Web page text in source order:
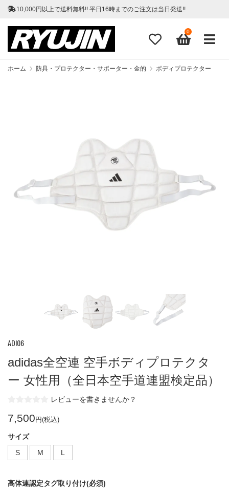
10,000円以上で送料無料!! 平日16時までのご注文は当日発送!!
0
ホーム 防具・プロテクター・サポーター・金的 ボディプロテクター
ADI06
adidas全空連 空手ボディプロテクタ
ー 女性用（全日本空手道連盟検定品）
レビューを書きませんか？
7,500 円(税込)
サイズ
S
M L
高体連認定タグ取り付け(必須)